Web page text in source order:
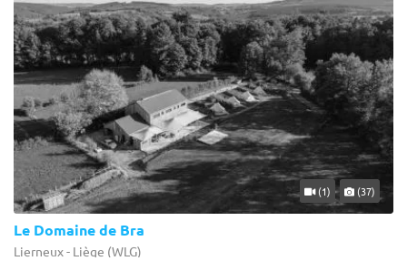
(1) (37)
Le Domaine de Bra
Lierneux - Liège (WLG)